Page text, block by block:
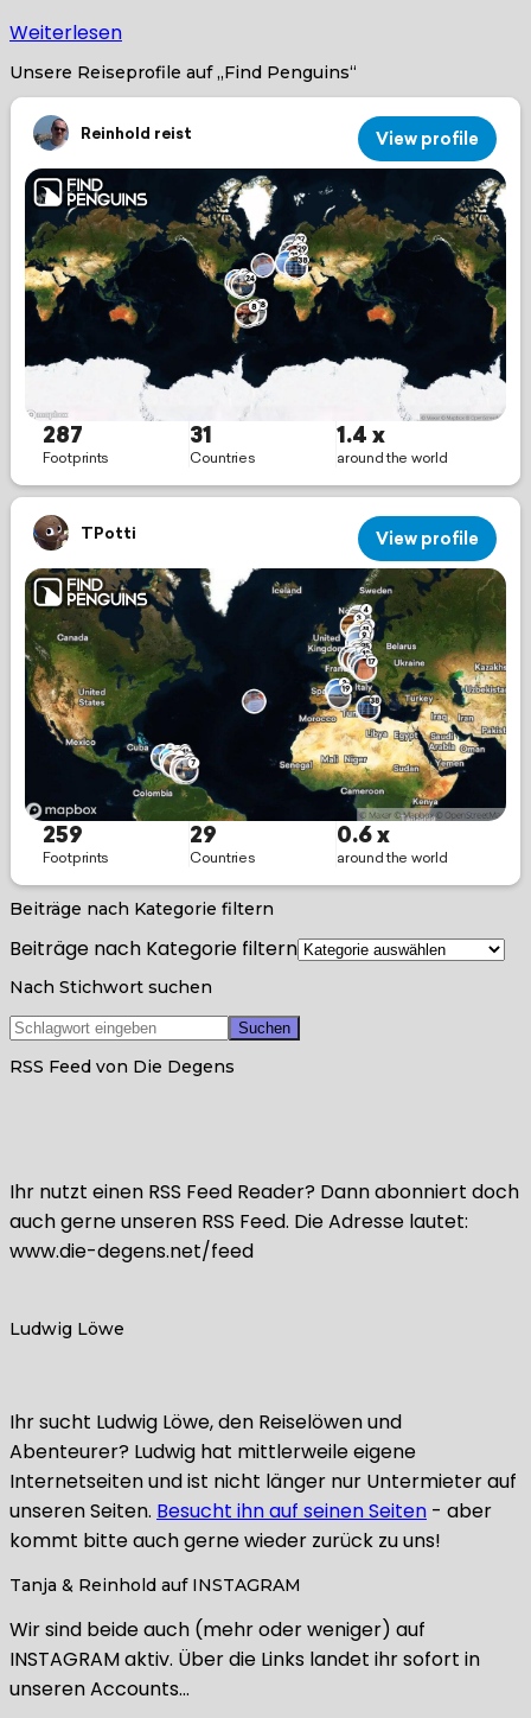
Weiterlesen
Unsere Reiseprofile auf „Find Penguins“
Beiträge nach Kategorie filtern
Beiträge nach Kategorie filtern
Nach Stichwort suchen
RSS Feed von Die Degens
Ihr nutzt einen RSS Feed Reader? Dann abonniert doch
auch gerne unseren RSS Feed. Die Adresse lautet:
www.die-degens.net/feed
Ludwig Löwe
Ihr sucht Ludwig Löwe, den Reiselöwen und
Abenteurer? Ludwig hat mittlerweile eigene
Internetseiten und ist nicht länger nur Untermieter auf
unseren Seiten. Besucht ihn auf seinen Seiten - aber
kommt bitte auch gerne wieder zurück zu uns!
Tanja & Reinhold auf INSTAGRAM
Wir sind beide auch (mehr oder weniger) auf
INSTAGRAM aktiv. Über die Links landet ihr sofort in
unseren Accounts…